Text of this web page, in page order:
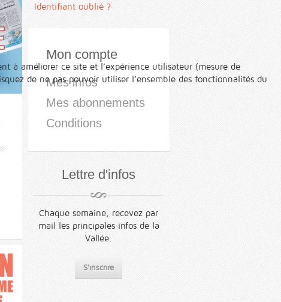
Identifiant oublié ?
Mon compte
Mes infos
Mes abonnements
Conditions
Lettre d'infos
Chaque semaine, recevez par
mail les principales infos de la
Vallée.
S'inscrire
à améliorer ce site et l’expérience utilisateur (mesure de
de ne pas pouvoir utiliser l’ensemble des fonctionnalités du